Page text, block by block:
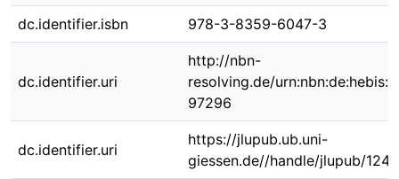
dc.identifier.isbn 978-3-8359-6047-3
dc.identifier.uri
http://nbn-
resolving.de/
97296
dc.identifier.uri
https://jlupub.ub.uni-
giessen.de//handle/jlupub/